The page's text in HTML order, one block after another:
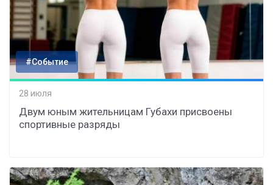
#Событие
28 июля
Двум юным жительницам Губахи присвоены
спортивные разряды